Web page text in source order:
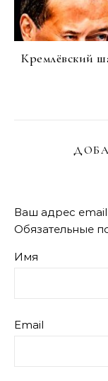
Кремлёвский
Ваш адрес email
Обязательные
Имя
Email